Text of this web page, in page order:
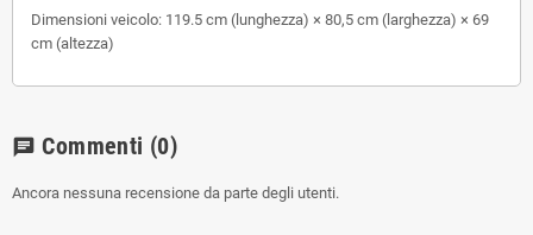
Dimensioni veicolo: 119.5 cm (lunghezza) × 80,5 cm (larghezza) × 69
cm (altezza)
chat Commenti (0)
Ancora nessuna recensione da parte degli utenti.